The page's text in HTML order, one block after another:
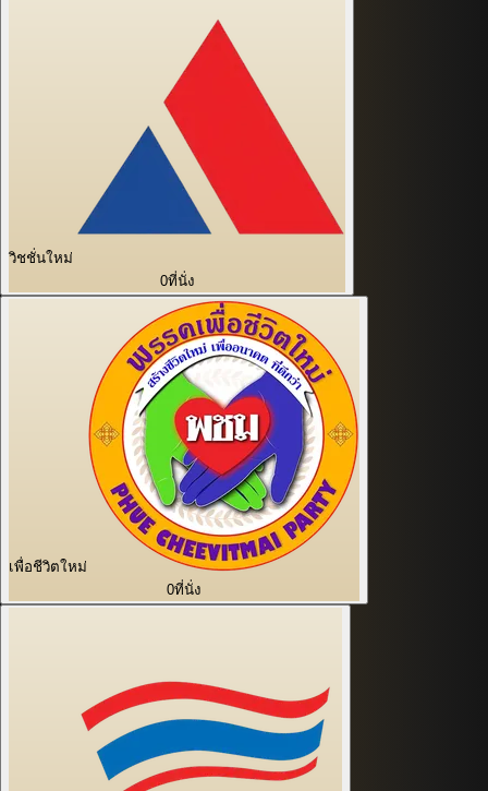
วิชชั่นใหม่
0ที่นั่ง
เพื่อชีวิตใหม่
0ที่นั่ง